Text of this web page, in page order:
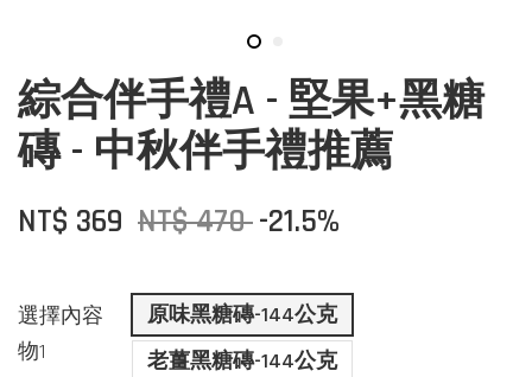
綜合伴手禮A - 堅果+黑糖
磚 - 中秋伴手禮推薦
NT$ 369 NT$ 470-21.5%
選擇內容
物1
原味黑糖磚-144公克
老薑黑糖磚-144公克